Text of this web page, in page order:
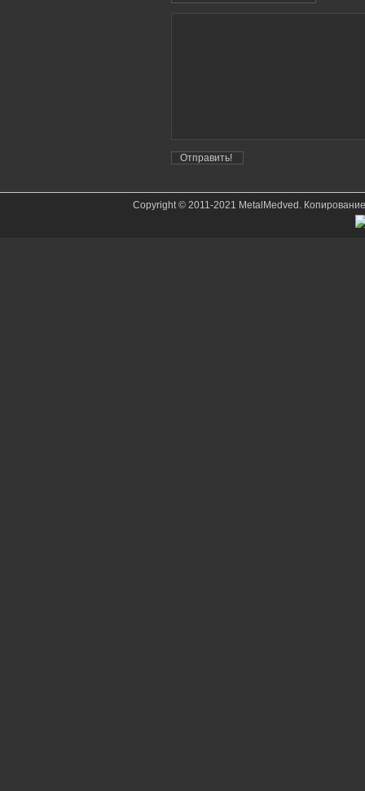
Copyright © 2011-2021 MetalMedved.